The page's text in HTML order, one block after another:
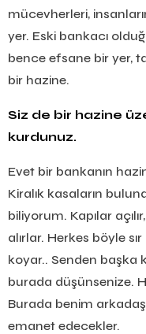
mücevherleri,
yer. Eski bankacı
bence efsane bir yer,
bir hazine.
Siz de bir hazine
kurdunuz.
Evet bir bankanın
Kiralık kasaların
biliyorum. Kapılar
alırlar. Herkes böyle
koyar.. Senden başka
burada düşünsenize.
Burada benim
emanet edecekler.